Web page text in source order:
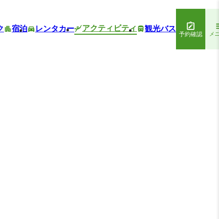
宿泊 レンタカー アクティビティ 観光バス
予約確認 メ